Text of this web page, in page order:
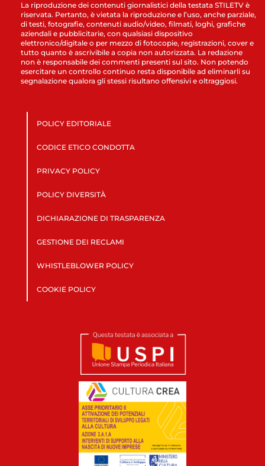
La riproduzione dei contenuti giornalistici della testata STILETV è
riservata. Pertanto, è vietata la riproduzione e l’uso, anche parziale,
di testi, fotografie, contenuti audio/video, filmati, loghi, grafiche
aziendali e pubblicitarie, con qualsiasi dispositivo
elettronico/digitale o per mezzo di fotocopie, registrazioni, cover e
tutto quanto è ascrivibile a copia non autorizzata. La redazione
non è responsabile dei commenti presenti sul sito. Non potendo
esercitare un controllo continuo resta disponibile ad eliminarli su
segnalazione qualora gli stessi risultano offensivi e oltraggiosi.
POLICY EDITORIALE
CODICE ETICO CONDOTTA
PRIVACY POLICY
POLICY DIVERSITÀ
DICHIARAZIONE DI TRASPARENZA
GESTIONE DEI RECLAMI
WHISTLEBLOWER POLICY
COOKIE POLICY